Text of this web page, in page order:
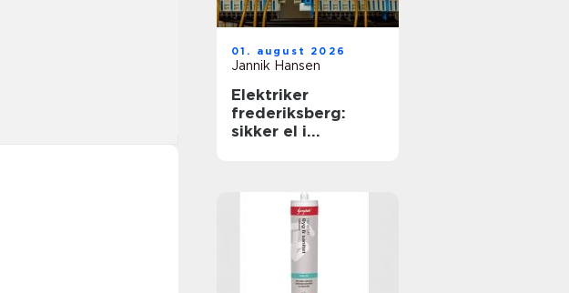
01. august 2026
Jannik Hansen
Elektriker
frederiksberg:
sikker el i